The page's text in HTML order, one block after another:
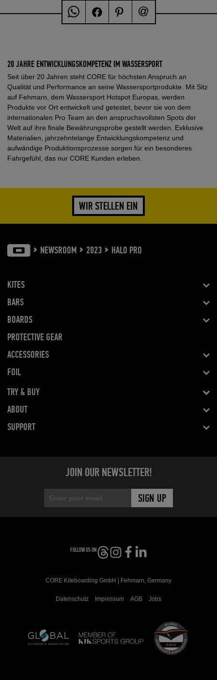
20 JAHRE ENTWICKLUNGSKOMPETENZ IM WASSERSPORT
Seit über 20 Jahren steht CORE für höchsten Anspruch an
Qualität und Performance an seine Wassersportprodukte. Mit Sitz
auf Fehmarn, dem Wassersport Hotspot Europas, werden
Produkte vor Ort entwickelt und getestet, bevor sie von dem
internationalen Pro Team an den anspruchsvollsten Spots der
Welt auf ihre finale Bewährungsprobe gestellt werden. Exklusive
Materialien, jahrzehntelange Entwicklungskompetenz und
aufwändige Produktionsprozesse sorgen für ein besonderes
Fahrgefühl, das nur CORE Kunden erleben.
WIR STELLEN EIN
NEWSROOM 2023 HALO PRO
KITES
BARS
BOARDS
PROTECTIVE GEAR
ACCESSORIES
FOIL
TRY & BUY
ABOUT
SUPPORT
JOIN OUR NEWSLETTER!
FOLLOW US ON
CORE Kiteboarding GmbH | Fehmarn, Germany
Datenschutz Impressum AGB Jobs